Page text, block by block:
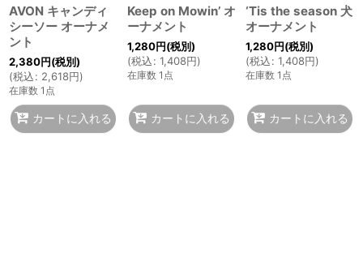
AVON キャンディ
シーソー オーナメ
ント
2,380円(税別)
(税込: 2,618円)
在庫数 1点
カートに入れる
Keep on Mowin’ オ
ーナメント
1,280円(税別)
(税込: 1,408円)
在庫数 1点
カートに入れる
‘Tis the season 犬
オーナメント
1,280円(税別)
(税込: 1,408円)
在庫数 1点
カートに入れる